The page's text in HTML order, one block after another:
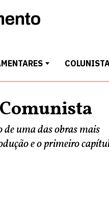
uma das obras mais
e o primeiro